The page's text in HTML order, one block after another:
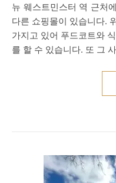
뉴 웨스트민스터 역 근처에 리버 마켓이라는 다른 쇼핑몰과는
다른 쇼핑몰이 있습니다.
가지고 있어 푸드코트와
를 할 수 있습니다. 또 그